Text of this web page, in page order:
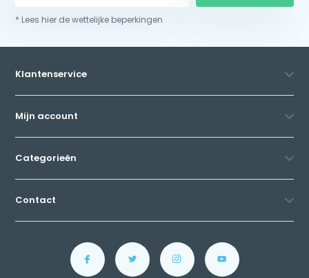
* Lees hier de wettelijke beperkingen
Klantenservice
Mijn account
Categorieën
Contact